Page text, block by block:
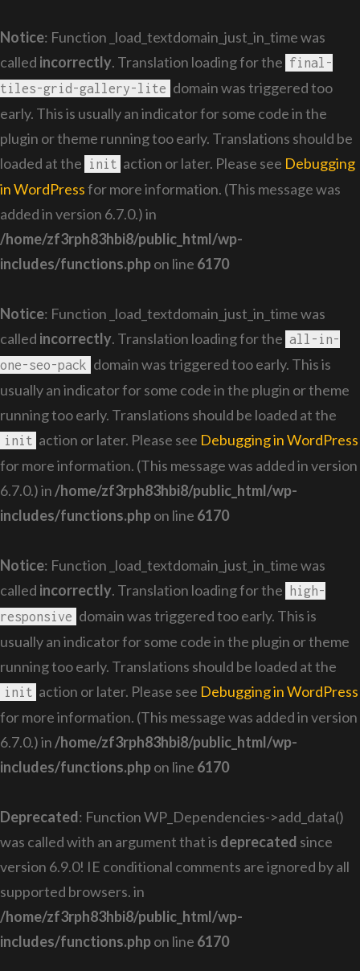
Notice: Function _load_textdomain_just_in_time was
called incorrectly. Translation loading for the final-
tiles-grid-gallery-lite domain was triggered too
early. This is usually an indicator for some code in the
plugin or theme running too early. Translations should be
loaded at the
init action or later. Please see Debugging
in WordPressfor more information. (This message was
added in version 6.7.0.) in
/home/zf3rph83hbi8/public_html/wp-
includes/functions.phpon line 6170
Notice: Function _load_textdomain_just_in_time was
called incorrectly. Translation loading for the all-in-
one-seo-pack domain was triggered too early. This is
usually an indicator for some code in the plugin or theme
running too early. Translations should be loaded at the
init action or later. Please see Debugging in WordPress
for more information. (This message was added in version
6.7.0.) in /home/zf3rph83hbi8/public_html/wp-
includes/functions.phpon line 6170
Notice: Function _load_textdomain_just_in_time was
called incorrectly. Translation loading for the
high-
responsive domain was triggered too early. This is
usually an indicator for some code in the plugin or theme
running too early. Translations should be loaded at the
init action or later. Please see Debugging in WordPress
for more information. (This message was added in version
6.7.0.) in /home/zf3rph83hbi8/public_html/wp-
includes/functions.phpon line 6170
Deprecated: Function WP_Dependencies->add_data()
was called with an argument that is deprecated since
version 6.9.0! IE conditional comments are ignored by all
supported browsers. in
/home/zf3rph83hbi8/public_html/wp-
includes/functions.phpon line 6170